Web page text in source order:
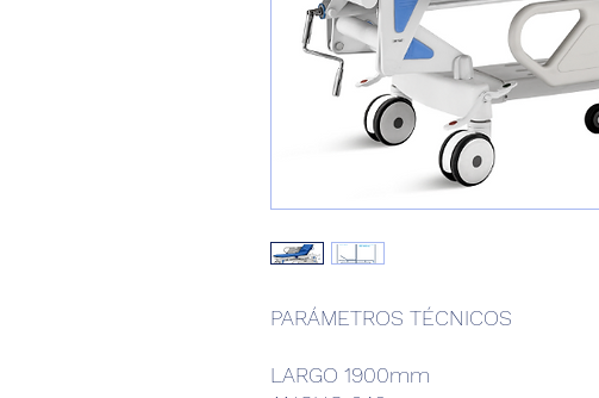
PARÁMETROS TÉCNICOS
LARGO 1900mm